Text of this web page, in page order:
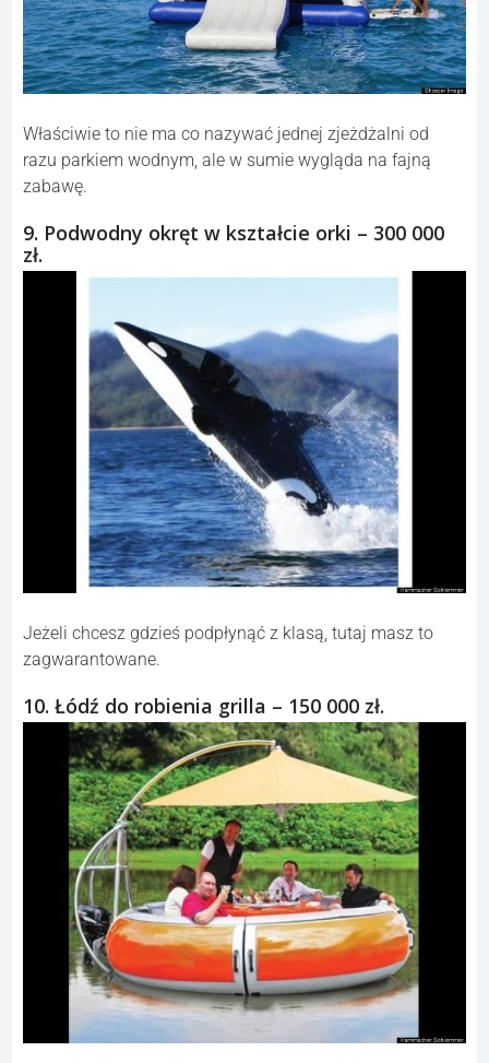
Właściwie to nie ma co nazywać jednej zjeżdżalni od
razu parkiem wodnym, ale w sumie wygląda na fajną
zabawę.
9. Podwodny okręt w kształcie orki – 300 000
zł.
Jeżeli chcesz gdzieś podpłynąć z klasą, tutaj masz to
zagwarantowane.
10. Łódź do robienia grilla – 150 000 zł.